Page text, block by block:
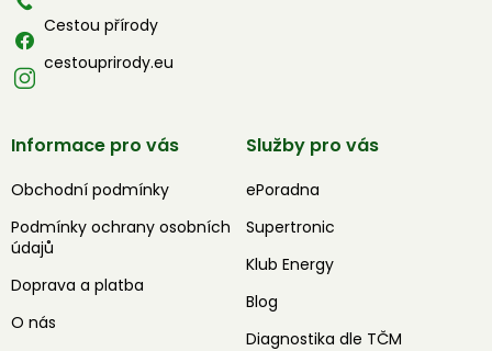
Cestou přírody
cestouprirody.eu
Informace pro vás
Obchodní podmínky
Podmínky ochrany osobních
údajů
Doprava a platba
O nás
Služby pro vás
ePoradna
Supertronic
Klub Energy
Blog
Diagnostika dle TČM